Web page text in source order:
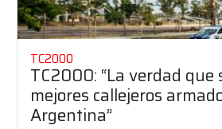
TC2000
TC2000: “La verdad que
mejores callejeros
Argentina”